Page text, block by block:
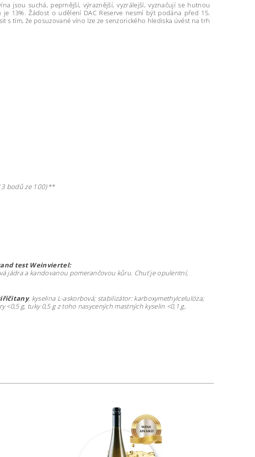
jsou suchá, peprnější, výraznější, vyzrálejší, vyznačují se hutnou
13%. Žádost o udělení DAC Reserve nesmí být podána před 15.
tím, že posuzované víno lze ze senzorického hlediska úvést na trh
bodů ze 100)**
test Weinviertel:
jádra a kandovanou pomerančovou kůru. Chuť je opulentní,
, kyselina L-askorbová; stabilizátor: karboxymethylcelulóza;
<0,5 g, tuky 0,5 g z toho nasycených mastných kyselin <0,1 g,